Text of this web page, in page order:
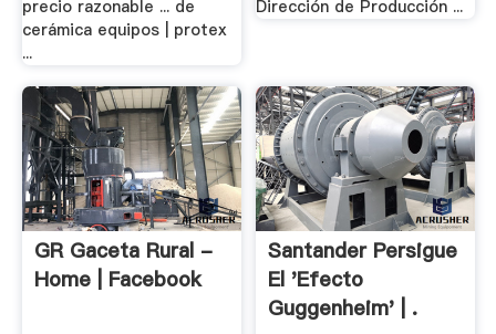
precio razonable ... de
cerámica equipos | protex
...
Dirección de Producción ...
GR Gaceta Rural -
Home | Facebook
Santander Persigue
El 'efecto
Guggenheim' | .